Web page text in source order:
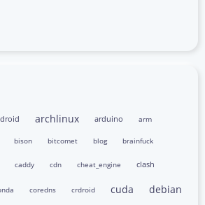
archlinux arduino arm
bison bitcomet blog brainfuck
caddy cdn cheat_engine clash
coredns crdroid cuda debian